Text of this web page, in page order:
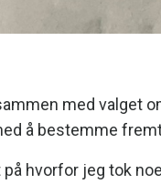
med valget
å bestemme
hvorfor jeg tok